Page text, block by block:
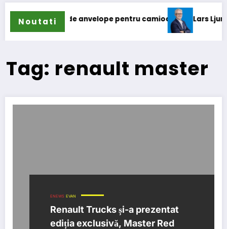
Noutati
gama de anvelope pentru camioane Lars Ljungström
Tag: renault master
ENEWS EVAN
Renault Trucks și-a prezentat
ediția exclusivă, Master Red